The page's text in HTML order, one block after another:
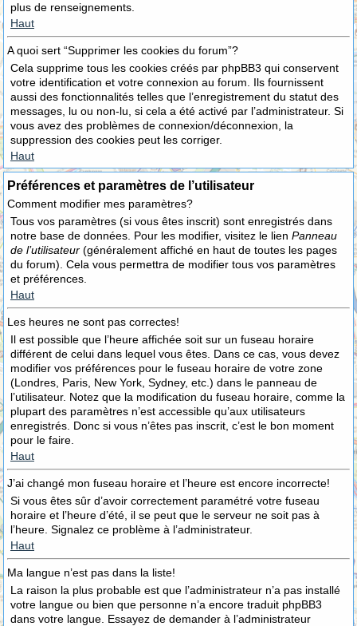
plus de renseignements.
Haut
A quoi sert “Supprimer les cookies du forum”?
Cela supprime tous les cookies créés par phpBB3 qui conservent
votre identification et votre connexion au forum. Ils fournissent
aussi des fonctionnalités telles que l’enregistrement du statut des
messages, lu ou non-lu, si cela a été activé par l’administrateur. Si
vous avez des problèmes de connexion/déconnexion, la
suppression des cookies peut les corriger.
Haut
Préférences et paramètres de l’utilisateur
Comment modifier mes paramètres?
Tous vos paramètres (si vous êtes inscrit) sont enregistrés dans
notre base de données. Pour les modifier, visitez le lien Panneau
de l’utilisateur (généralement affiché en haut de toutes les pages
du forum). Cela vous permettra de modifier tous vos paramètres
et préférences.
Haut
Les heures ne sont pas correctes!
Il est possible que l’heure affichée soit sur un fuseau horaire
différent de celui dans lequel vous êtes. Dans ce cas, vous devez
modifier vos préférences pour le fuseau horaire de votre zone
(Londres, Paris, New York, Sydney, etc.) dans le panneau de
l’utilisateur. Notez que la modification du fuseau horaire, comme la
plupart des paramètres n’est accessible qu’aux utilisateurs
enregistrés. Donc si vous n’êtes pas inscrit, c’est le bon moment
pour le faire.
Haut
J’ai changé mon fuseau horaire et l’heure est encore incorrecte!
Si vous êtes sûr d’avoir correctement paramétré votre fuseau
horaire et l’heure d’été, il se peut que le serveur ne soit pas à
l’heure. Signalez ce problème à l’administrateur.
Haut
Ma langue n’est pas dans la liste!
La raison la plus probable est que l’administrateur n’a pas installé
votre langue ou bien que personne n’a encore traduit phpBB3
dans votre langue. Essayez de demander à l’administrateur